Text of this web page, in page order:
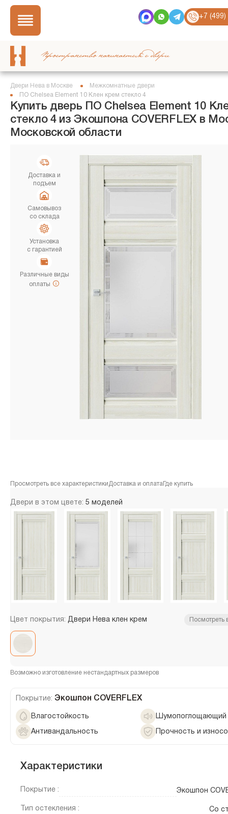
+7
Пространство начинается с двери
Двери Нева в Москве
Межкомнатные двери
ПО Chelsea Element 10 Клен крем стекло 4
Купить дверь ПО Chelsea Element 10
стекло 4 из Экошпона COVERFLEX в
Московской области
Доставка и
подъем
Самовывоз
со склада
Установка
с гарантией
Различные виды
оплаты
Просмотреть все характеристики Доставка и оплата Где купить
Двери в этом цвете: 5 моделей
Цвет покрытия: Двери Нева клен крем Посмотреть
Возможно изготовление нестандартных размеров
Покрытие: Экошпон COVERFLEX
Влагостойкость Шумопоглощающий
Антивандальность Прочность и
Характеристики
Покрытие : Экошпон
Тип остекления : Со